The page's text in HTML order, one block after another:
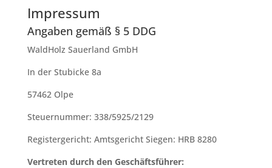
Impressum
Angaben gemäß § 5 DDG
WaldHolz Sauerland GmbH
In der Stubicke 8a
57462 Olpe
Steuernummer: 338/5925/2129
Registergericht: Amtsgericht Siegen: HRB 8280
Vertreten durch den Geschäftsführer: